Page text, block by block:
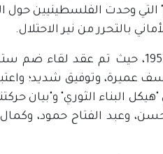
التي وحدت الفلسطينيين
بالتحرر من نير الاحتلال.
تعود جذور نشأة حركة "فتح" إلى أواخر العام
عميرة، وتوفيق شديد؛
البناء الثوري" و"بيان
الحسن، وعبد الفتاح حمود،